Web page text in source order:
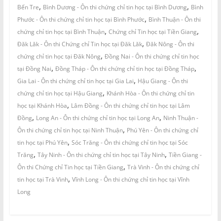
Bến Tre, Bình Dương - Ôn thi chứng chỉ tin học tại Bình Dương, Bình
Phước - Ôn thi chứng chỉ tin học tại Bình Phước, Bình Thuận - Ôn thi
chứng chỉ tin học tại Bình Thuận, Chứng chỉ Tin học tại Tiền Giang,
Đăk Lăk - Ôn thi Chứng chỉ Tin học tại Đăk Lăk, Đăk Nông - Ôn thi
chứng chỉ tin học tại Đăk Nông, Đồng Nai - Ôn thi chứng chỉ tin học
tại Đồng Nai, Đồng Tháp - Ôn thi chứng chỉ tin học tại Đồng Tháp,
Gia Lai - Ôn thi chứng chỉ tin học tại Gia Lai, Hậu Giang - Ôn thi
chứng chỉ tin học tại Hậu Giang, Khánh Hòa - Ôn thi chứng chỉ tin
học tại Khánh Hòa, Lâm Đồng - Ôn thi chứng chỉ tin học tại Lâm
Đồng, Long An - Ôn thi chứng chỉ tin học tại Long An, Ninh Thuận -
Ôn thi chứng chỉ tin học tại Ninh Thuận, Phú Yên - Ôn thi chứng chỉ
tin học tại Phú Yên, Sóc Trăng - Ôn thi chứng chỉ tin học tại Sóc
Trăng, Tây Ninh - Ôn thi chứng chỉ tin học tại Tây Ninh, Tiền Giang -
Ôn thi Chứng chỉ Tin học tại Tiền Giang, Trà Vinh - Ôn thi chứng chỉ
tin học tại Trà Vinh, Vĩnh Long - Ôn thi chứng chỉ tin học tại Vĩnh
Long